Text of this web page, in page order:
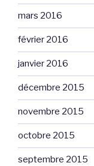
mars 2016
février 2016
janvier 2016
décembre 2015
novembre 2015
octobre 2015
septembre 2015